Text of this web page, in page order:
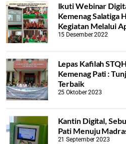
Ikuti Webinar
Kemenag Salatiga
Kegiatan Melalui
15 Desember 2022
Lepas Kafilah
Kemenag Pati :
Terbaik
25 Oktober 2023
Kantin Digital,
Pati Menuju
21 September 2023